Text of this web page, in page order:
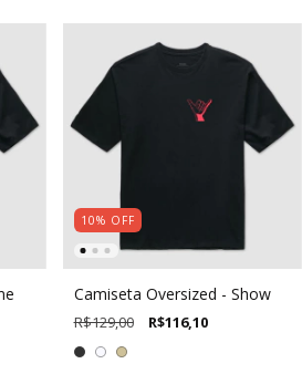
10% OFF
Camiseta Oversized - Show
R$129,00 R$116,10